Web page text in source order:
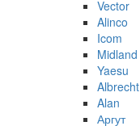
Vector
Alinco
Icom
Midland
Yaesu
Albrecht
Alan
Аргут